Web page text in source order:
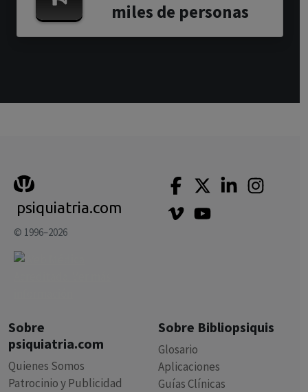
miles de personas
psiquiatria.com
© 1996–2026
Sobre
psiquiatria.com
Quienes Somos
Patrocinio y Publicidad
Sobre Bibliopsiquis
Glosario
Aplicaciones
Guías Clínicas